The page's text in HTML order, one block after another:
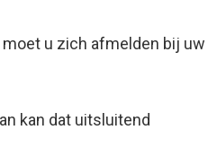
u zich afmelden bij uw
kan dat uitsluitend